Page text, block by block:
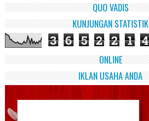
QUO VADIS
KUNJUNGAN STATISTIK
3 6 5 2 2 1 4
ONLINE
IKLAN USAHA ANDA